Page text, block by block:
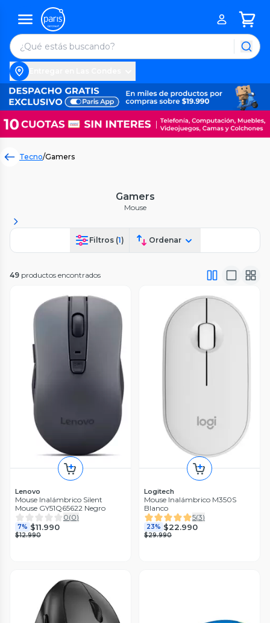
Tecno/Gamers
Gamers
Mouse
Filtros (1) Ordenar
49 productos encontrados
Lenovo
Mouse Inalámbrico Silent
Mouse GY51Q65622 Negro
0(0)
7% $11.990
$12.990
Logitech
Mouse Inalámbrico M350S
Blanco
5(3)
23% $22.990
$29.990